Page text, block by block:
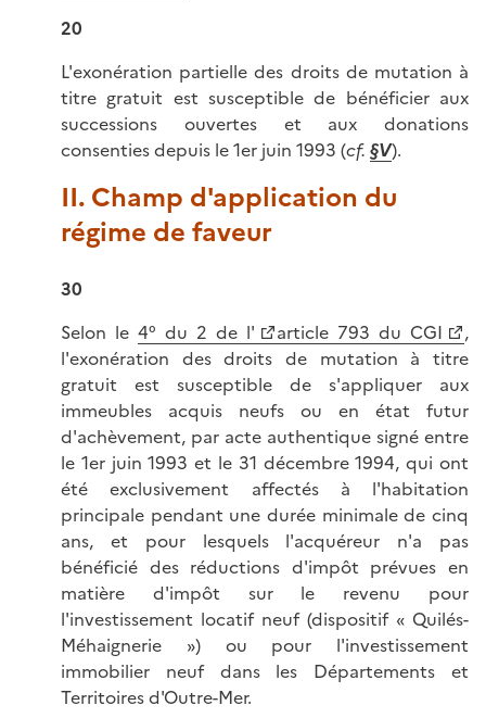
20
L'exonération partielle des droits de mutation à
titre gratuit est susceptible de bénéficier aux
successions ouvertes et aux donations
consenties depuis le 1er juin 1993 (cf. §V).
II. Champ d'application du
régime de faveur
30
Selon le 4° du 2 de l' article 793 du CGI
,
l'exonération des droits de mutation à titre
gratuit est susceptible de s'appliquer aux
immeubles acquis neufs ou en état futur
d'achèvement, par acte authentique signé entre
le 1er juin 1993 et le 31 décembre 1994, qui ont
été exclusivement affectés à l'habitation
principale pendant une durée minimale de cinq
ans, et pour lesquels l'acquéreur n'a pas
bénéficié des réductions d'impôt prévues en
matière d'impôt sur le revenu pour
l'investissement locatif neuf (dispositif « Quilés-
Méhaignerie ») ou pour l'investissement
immobilier neuf dans les Départements et
Territoires d'Outre-Mer.